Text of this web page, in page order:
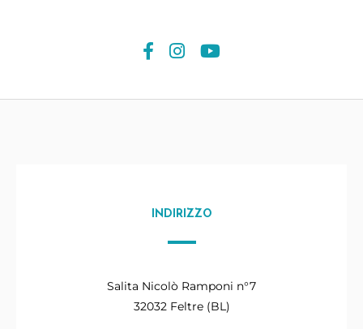
INDIRIZZO
Salita Nicolò Ramponi n°7
32032 Feltre (BL)